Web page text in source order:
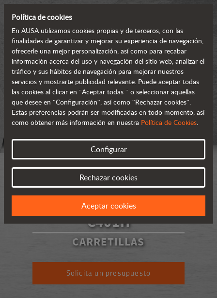
C401H
CARRETILLAS
Solicita un presupuesto
Política de cookies
En AUSA utilizamos cookies propias y de terceros, con las
finalidades de garantizar y mejorar su experiencia de navegación,
ofrecerle una mejor personalización, así como para recabar
información acerca del uso y navegación del sitio web, analizar el
tráfico y sus hábitos de navegación para mejorar nuestros
servicios y mostrarte publicidad relevante. Puede aceptar todas
las cookies al clicar en ¨Aceptar todas ¨ o seleccionar aquellas
que desee en ¨Configuración¨, así como ¨Rechazar cookies¨.
Estas preferencias podrán ser modificadas en todo momento, así
como obtener más información en nuestra Política de Cookies.
Configurar
Rechazar cookies
Aceptar cookies